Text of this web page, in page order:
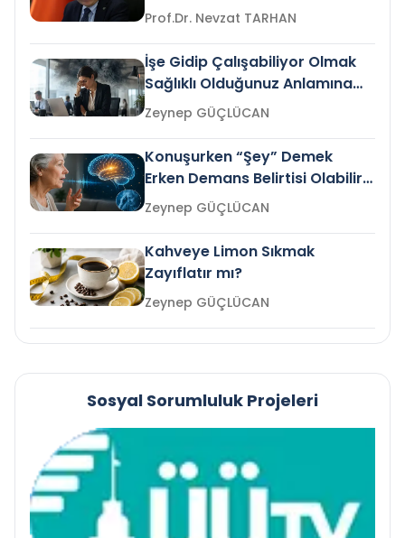
Prof.Dr. Nevzat TARHAN
İşe Gidip Çalışabiliyor Olmak
Sağlıklı Olduğunuz Anlamına
Gelir mi?Zeynep GÜÇLÜCAN
Konuşurken “Şey” Demek
Erken Demans Belirtisi Olabilir
mi?
Zeynep GÜÇLÜCAN
Kahveye Limon Sıkmak
Zayıflatır mı?
Zeynep GÜÇLÜCAN
Sosyal Sorumluluk Projeleri